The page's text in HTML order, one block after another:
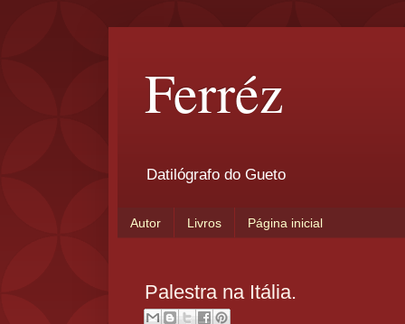
Ferréz
Datilógrafo do Gueto
Autor Livros Página inicial
Palestra na Itália.